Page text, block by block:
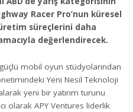
Racer Pro’nun küresel
süreçlerini daha
değerlendirecek.
mobil oyun stüdyolarından
Yeni Nesil Teknoloji
yeni bir yatırım turunu
olarak APY Ventures liderlik